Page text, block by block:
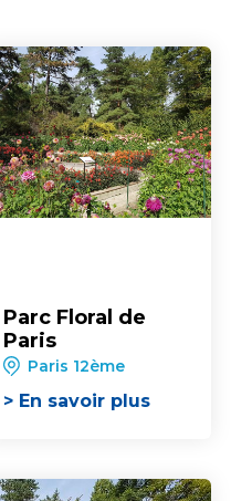
Parc Floral de
Paris
Paris 12ème
> En savoir plus